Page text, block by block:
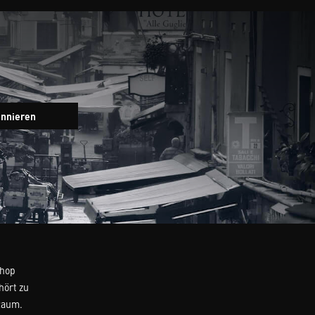
Newsletter
Eingabefeld
zu